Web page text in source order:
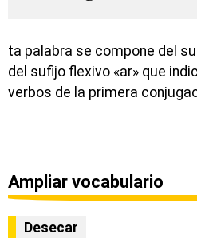
ta palabra se compone del
del sufijo flexivo «ar» que
verbos de la primera
Ampliar vocabulario
Desecar